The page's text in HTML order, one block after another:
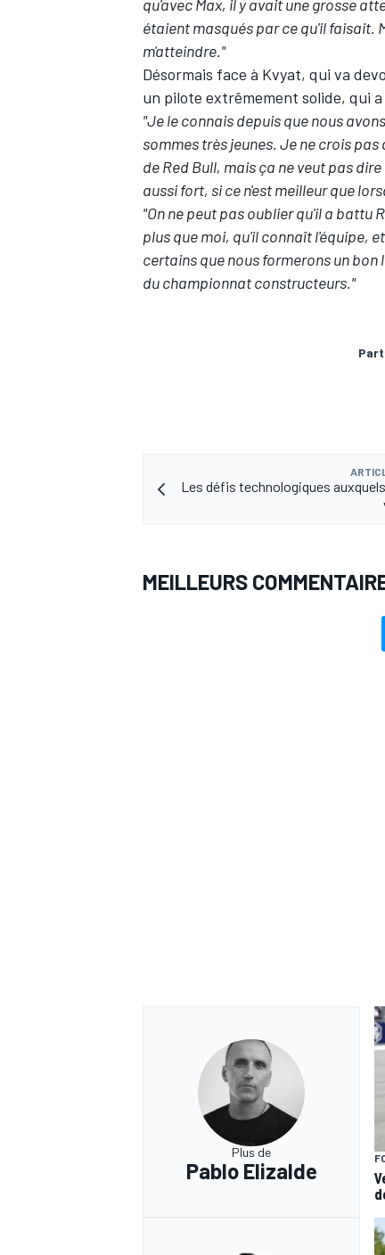
AUTRES CHAMPIONNATS
qu'avec Max, il y avait une grosse
étaient masqués par ce qu'il faisait.
m'atteindre."
Désormais face à Kvyat, qui va
un pilote extrêmement solide, qui
"Je le connais depuis que nous
sommes très jeunes. Je ne crois
de Red Bull, mais ça ne veut pas
aussi fort, si ce n'est meilleur que
"On ne peut pas oublier qu'il a battu
plus que moi, qu'il connaît l'équipe,
certains que nous formerons un
du championnat constructeurs."
Les défis technologiques
MEILLEURS
Plus de
Pablo Elizalde